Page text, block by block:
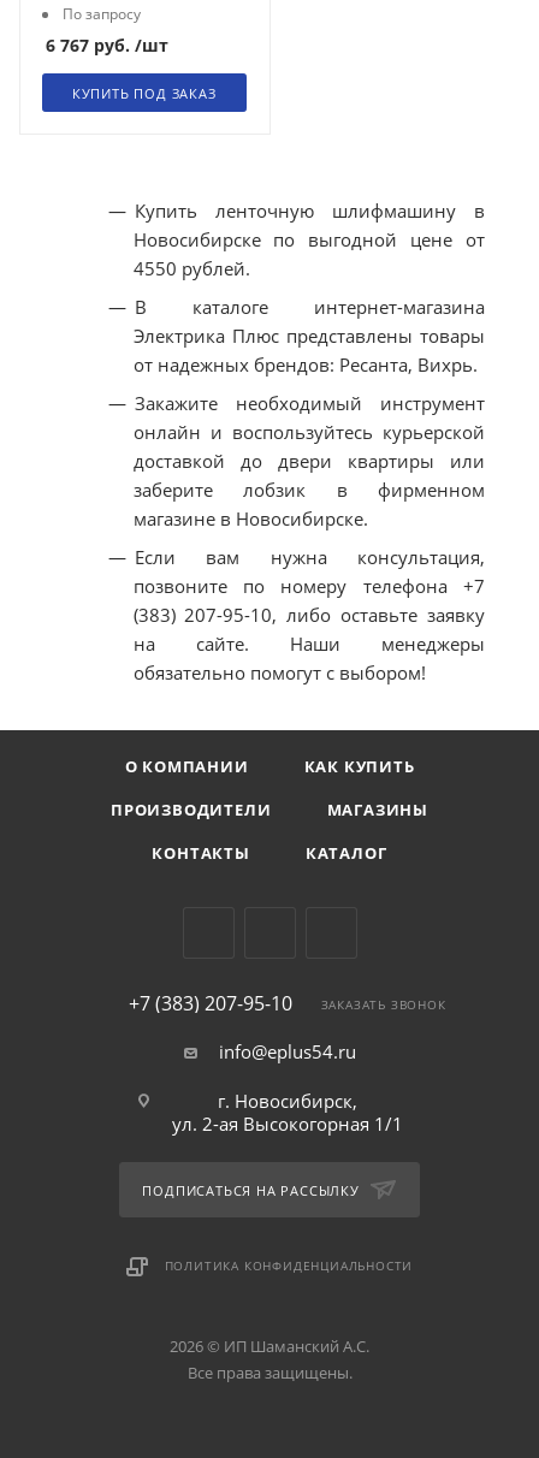
По запросу
6 767 руб. /шт
КУПИТЬ ПОД ЗАКАЗ
Купить ленточную шлифмашину в
Новосибирске по выгодной цене от
4550 рублей.
В каталоге интернет-магазина
Электрика Плюс представлены товары
от надежных брендов: Ресанта, Вихрь.
Закажите необходимый инструмент
онлайн и воспользуйтесь курьерской
доставкой до двери квартиры или
заберите лобзик в фирменном
магазине в Новосибирске.
Если вам нужна консультация,
позвоните по номеру телефона +7
(383) 207-95-10, либо оставьте заявку
на сайте. Наши менеджеры
обязательно помогут с выбором!
О КОМПАНИИ
КАК КУПИТЬ
ПРОИЗВОДИТЕЛИ
МАГАЗИНЫ
КОНТАКТЫ
КАТАЛОГ
+7 (383) 207-95-10 ЗАКАЗАТЬ ЗВОНОК
info@eplus54.ru
г. Новосибирск,
ул. 2-ая Высокогорная 1/1
ПОДПИСАТЬСЯ НА РАССЫЛКУ
ПОЛИТИКА КОНФИДЕНЦИАЛЬНОСТИ
2026 © ИП Шаманский А.С.
Все права защищены.